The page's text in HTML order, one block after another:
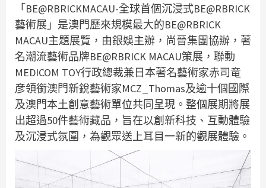
「BE@RBRICKMACAU-全球首個沉浸式BE@RBRICK
藝術展」是澳門歷來規模最大的BE@RBRICK
MACAU主題展覽，由銀娛主辦，尚晉集團協辦，著
名潮流藝術品牌BE@RBRICK MACAU策展，聯動
MEDICOM TOY行政總裁兼日本著名藝術家赤司竜
彦領銜澳門新銳藝術家MCZ_Thomas及逾十個國際
及澳門本土創意藝術單位共同呈現。整個展期將展
出超過50件藝術藏品，旨在以創新科技、互動體驗
及沉浸式氛圍，為觀眾送上耳目一新的觀展體驗。